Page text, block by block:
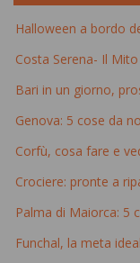
Halloween a bordo
Costa Serena- Il
Bari in un giorno,
Genova: 5 cose da
Corfù, cosa fare e
Crociere: pronte a
Palma di Maiorca: 5
Funchal, la meta